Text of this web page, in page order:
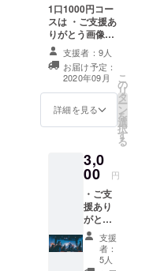
1口1000円コー
スは ・ご支援あ
りがとう画像と
お礼のメール！
（電子メールに
て添付）
支援者：9人
お届け予定：
2020年09月
詳細を見る
こ
の
リ
タ
ー
ン
を
選
択
す
る
3,0
00 円
・ご支
援あり
がとう
スペ
シャル
動画！
支援
者：
5人